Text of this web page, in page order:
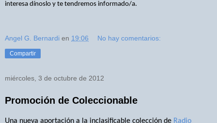
interesa dínoslo y te tendremos informado/a.
Angel G. Bernardi en 19:06 No hay comentarios:
Compartir
miércoles, 3 de octubre de 2012
Promoción de Coleccionable
Una nueva aportación a la inclasificable colección de Radio